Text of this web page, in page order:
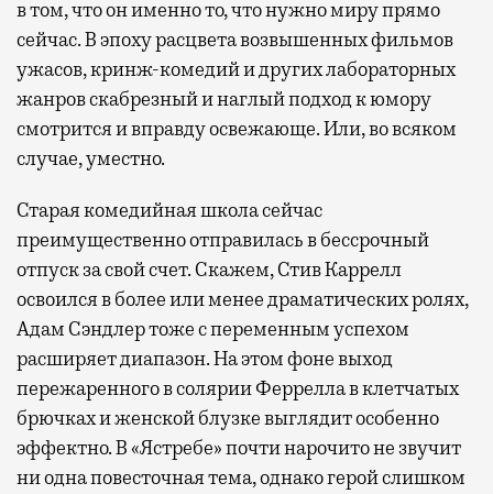
в том, что он именно то, что нужно миру прямо
сейчас. В эпоху расцвета возвышенных фильмов
ужасов, кринж-комедий и других лабораторных
жанров скабрезный и наглый подход к юмору
смотрится и вправду освежающе. Или, во всяком
случае, уместно.
Старая комедийная школа сейчас
преимущественно отправилась в бессрочный
отпуск за свой счет. Скажем, Стив Каррелл
освоился в более или менее драматических ролях,
Адам Сэндлер тоже с переменным успехом
расширяет диапазон. На этом фоне выход
пережаренного в солярии Феррелла в клетчатых
брючках и женской блузке выглядит особенно
эффектно. В «Ястребе» почти нарочито не звучит
ни одна повесточная тема, однако герой слишком